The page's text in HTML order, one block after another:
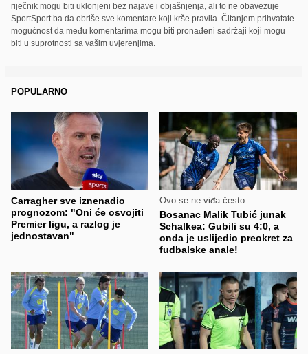
riječnik mogu biti uklonjeni bez najave i objašnjenja, ali to ne obavezuje
SportSport.ba da obriše sve komentare koji krše pravila. Čitanjem prihvatate
mogućnost da među komentarima mogu biti pronađeni sadržaji koji mogu
biti u suprotnosti sa vašim uvjerenjima.
POPULARNO
Carragher sve iznenadio
prognozom: "Oni će osvojiti
Premier ligu, a razlog je
jednostavan"
Ovo se ne viđa često
Bosanac Malik Tubić junak
Schalkea: Gubili su 4:0, a
onda je uslijedio preokret za
fudbalske anale!